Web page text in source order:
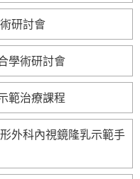
研討會
學術研討會
範治療課程
外科內視鏡隆乳示範手